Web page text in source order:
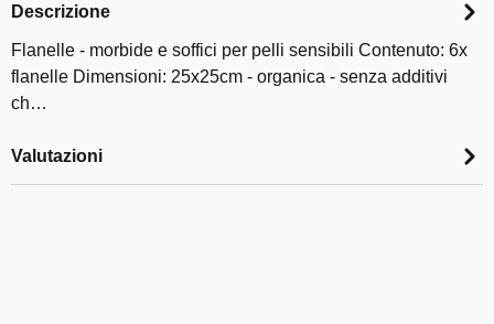
Descrizione
Flanelle - morbide e soffici per pelli sensibili Contenuto: 6x
flanelle Dimensioni: 25x25cm - organica - senza additivi
ch…
Valutazioni